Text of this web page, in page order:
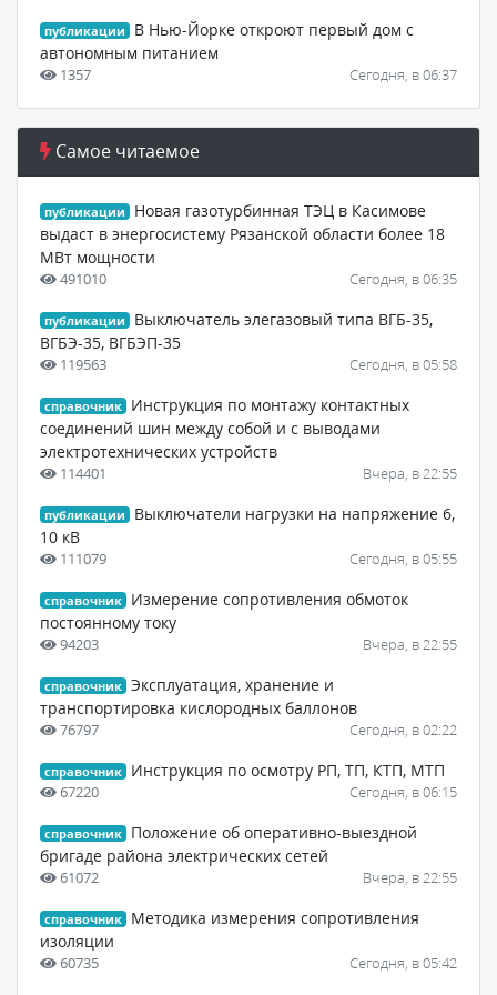
публикации
В Нью-Йорке откроют первый дом с
автономным питанием
1357 Сегодня, в 06:37
Самое читаемое
публикации
Новая газотурбинная ТЭЦ в Касимове
выдаст в энергосистему Рязанской области более 18
МВт мощности
491010 Сегодня, в 06:35
публикации
Выключатель элегазовый типа ВГБ-35,
ВГБЭ-35, ВГБЭП-35
119563 Сегодня, в 05:58
справочник
Инструкция по монтажу контактных
соединений шин между собой и с выводами
электротехнических устройств
114401 Вчера, в 22:55
публикации
Выключатели нагрузки на напряжение 6,
10 кВ
111079 Сегодня, в 05:55
справочник
Измерение сопротивления обмоток
постоянному току
94203 Вчера, в 22:55
справочник Эксплуатация, хранение и
транспортировка кислородных баллонов
76797 Сегодня, в 02:22
справочник Инструкция по осмотру РП, ТП, КТП, МТП
67220 Сегодня, в 06:15
справочник
Положение об оперативно-выездной
бригаде района электрических сетей
61072 Вчера, в 22:55
справочник
Методика измерения сопротивления
изоляции
60735 Сегодня, в 05:42